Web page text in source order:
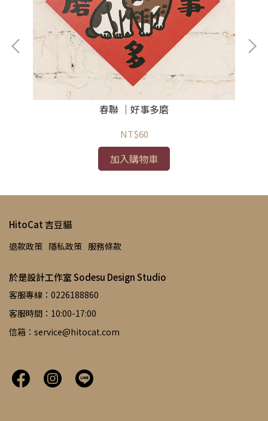
春聯 ｜好事多磨
NT$60
加入購物車
HitoCat 吉豆貓
退款政策 隱私政策 服務條款
於是設計工作室 Sodesu Design Studio
客服專線：0226188860
客服時間：10:00-17:00
信箱：service@hitocat.com